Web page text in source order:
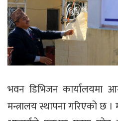
भवन डिभिजन कार्यालयमा
मन्त्रालय स्थापना गरिएको छ